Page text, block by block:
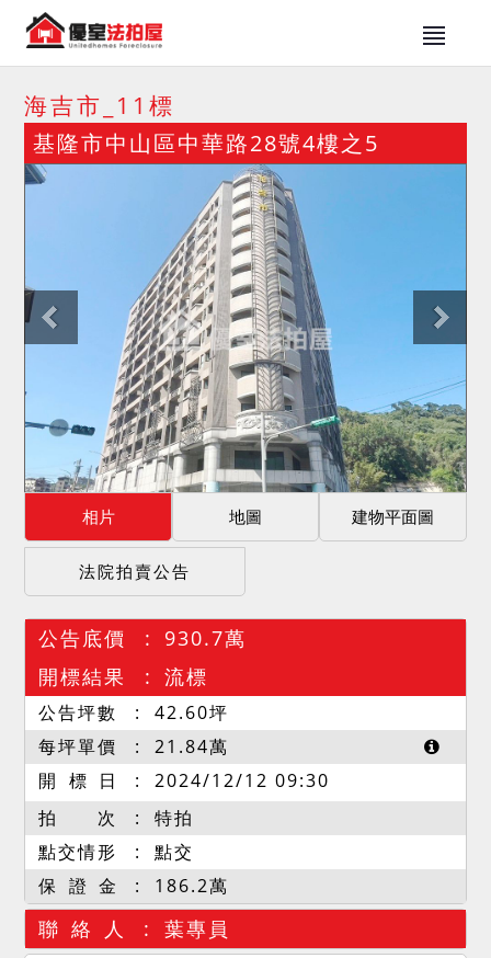
海吉市_11標
基隆市中山區中華路28號4樓之5
相片 地圖 建物平面圖
法院拍賣公告
公告底價
930.7萬
開標結果
流標
公告坪數 42.60坪
每坪單價
21.84萬
開 標 日
2024/12/12 09:30
拍 次
特拍
點交情形
點交
保 證 金
186.2萬
聯 絡 人 葉專員